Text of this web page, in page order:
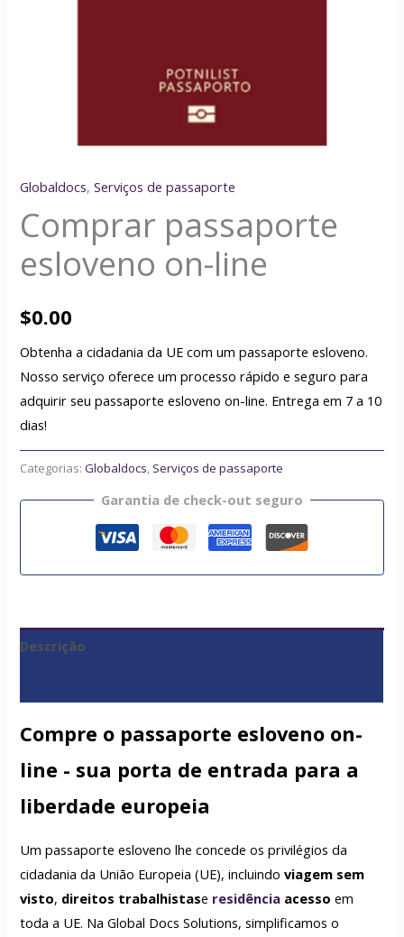
Globaldocs,Serviços de passaporte
Comprar passaporte
esloveno on-line
$0.00
Obtenha a cidadania da UE com um passaporte esloveno.
Nosso serviço oferece um processo rápido e seguro para
adquirir seu passaporte esloveno on-line. Entrega em 7 a 10
dias!
Categorias:Globaldocs, Serviços de passaporte
Garantia de check-out seguro
Descrição
Compre o passaporte esloveno on-
line - sua porta de entrada para a
liberdade europeia
Um passaporte esloveno lhe concede os privilégios da
cidadania da União Europeia (UE), incluindoviagem sem
visto, direitos trabalhistase residência acesso em
toda a UE. Na Global Docs Solutions, simplificamos o